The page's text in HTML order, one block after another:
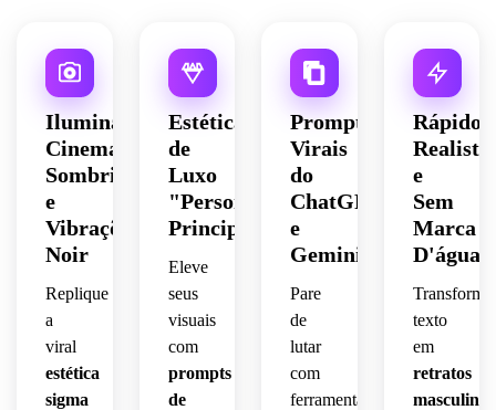
Iluminação
Cinematográfica
Sombria
e
Vibrações
Noir
Replique
a
viral
estética
sigma
Estéticas
de
Luxo
"Personagem
Principal"
Eleve
seus
visuais
com
prompts
de
Prompts
Virais
do
ChatGPT
e
Gemini
Pare
de
lutar
com
ferramentas
Rápido,
Realista
e
Sem
Marca
D'água
Transforme
texto
em
retratos
masculinos